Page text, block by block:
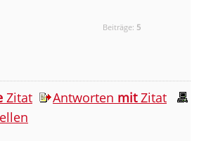
Beiträge: 5
Zitat Antworten mitZitat